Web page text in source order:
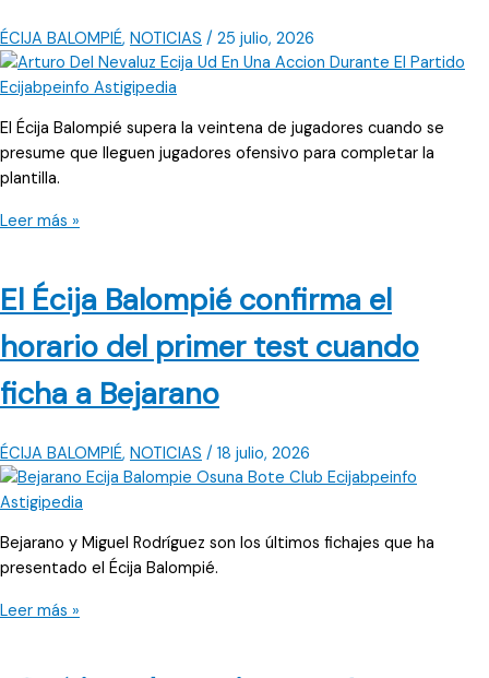
puerta
abierta
ÉCIJA BALOMPIÉ, NOTICIAS / 25 julio, 2026
El Écija Balompié supera la veintena de jugadores cuando se
presume que lleguen jugadores ofensivo para completar la
plantilla.
Dos
anuncia
Écija
cuando
2
nuevos
amistosos
Leer más »
El Écija Balompié confirma el
horario del primer test cuando
ficha a Bejarano
ÉCIJA BALOMPIÉ, NOTICIAS / 18 julio, 2026
Bejarano y Miguel Rodríguez son los últimos fichajes que ha
presentado el Écija Balompié.
El
Leer más »